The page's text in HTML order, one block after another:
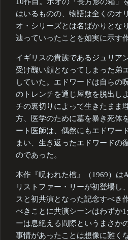
はいるものの、物語は全くのオ
オ・シリーズとは名ばかりとな
辿っていったことを如実に示す
イギリスの貴族であるジュリア
受け醜い顔となってしまった弟
していた。エドワードは自らの
のトレンチを通じ屋敷を脱出し
チの裏切りによって生きたまま
方、医学のために墓を暴き死体
ート医師は、偶然にもエドワー
まい、生き返ったエドワードの
のであった。
本作『呪われた棺』（1969）は
リストファー・リーが初登場し
スと初共演となった記念すべき
べきことに共演シーンはわずか
ーは息絶える間際というまさか
事情があったことは想像に難く